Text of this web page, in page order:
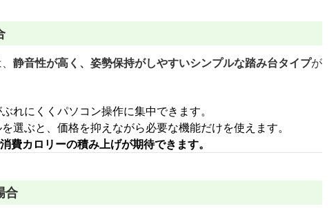
静音性が高く、姿勢保持がしやすいシンプルな踏み台タイプが
れにくくパソコン操作に集中できます。
選ぶと、価格を抑えながら必要な機能だけを使えます。
カロリーの積み上げが期待できます。
合